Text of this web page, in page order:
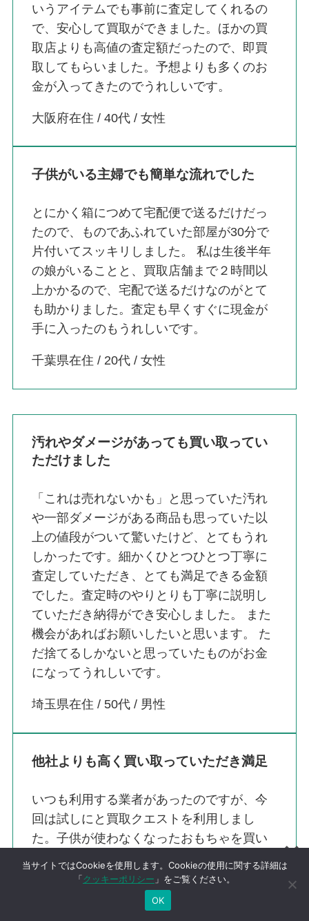
いうアイテムでも事前に査定してくれるの
で、安心して買取ができました。ほかの買
取店よりも高値の査定額だったので、即買
取してもらいました。予想よりも多くのお
金が入ってきたのでうれしいです。
大阪府在住 / 40代 / 女性
子供がいる主婦でも簡単な流れでした
とにかく箱につめて宅配便で送るだけだっ
たので、ものであふれていた部屋が30分で
片付いてスッキリしました。 私は生後半年
の娘がいることと、買取店舗まで２時間以
上かかるので、宅配で送るだけなのがとて
も助かりました。査定も早くすぐに現金が
手に入ったのもうれしいです。
千葉県在住 / 20代 / 女性
汚れやダメージがあっても買い取ってい
ただけました
「これは売れないかも」と思っていた汚れ
や一部ダメージがある商品も思っていた以
上の値段がついて驚いたけど、とてもうれ
しかったです。細かくひとつひとつ丁寧に
査定していただき、とても満足できる金額
でした。査定時のやりとりも丁寧に説明し
ていただき納得ができ安心しました。 また
機会があればお願いしたいと思います。 た
だ捨てるしかないと思っていたものがお金
になってうれしいです。
埼玉県在住 / 50代 / 男性
他社よりも高く買い取っていただき満足
いつも利用する業者があったのですが、今
回は試しにと買取クエストを利用しまし
た。子供が使わなくなったおもちゃを買い
取ってもらったのですが、いろんな種類が
混ざっていてもそのままで大丈夫とのこと
でまとめて買い取っていただきました。査
当サイトではCookieを使用します。Cookieの使用に関する詳細は
「クッキーポリシー 」をご覧ください。
OK